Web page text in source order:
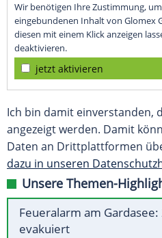
Wir benötigen Ihre Zustimmung,
eingebundenen Inhalt von Glomex
diesen mit einem Klick anzeigen
deaktivieren.
jetzt aktivieren
Ich bin damit einverstanden,
angezeigt werden. Damit
Daten an Drittplattformen
dazu in unseren
Unsere Themen-
Feueralarm am
evakuiert